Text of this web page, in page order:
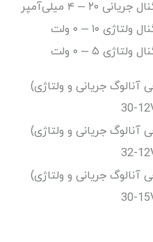
(خروجی آنالوگ جریانی و ولتاژی)
(خروجی آنالوگ جریانی و ولتاژی)
(خروجی آنالوگ جریانی و ولتاژی)